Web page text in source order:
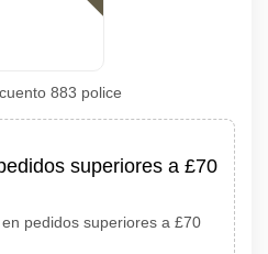
883 police
superiores a £70
pedidos superiores a £70